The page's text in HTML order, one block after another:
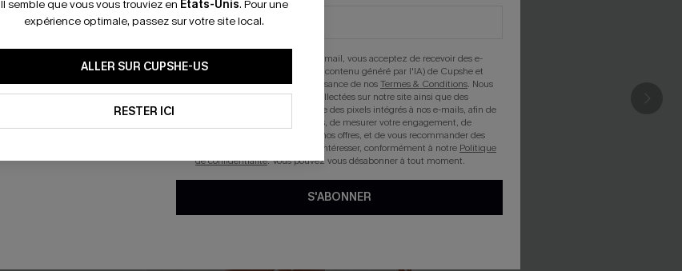
Il semble que vous vous trouviez en États-Unis. Pour une
expérience optimale, passez sur votre site local.
ALLER SUR CUPSHE-US
RESTER ICI
En soumettant votre adresse e-mail, vous acceptez de recevoir des e-
mails marketing (y compris du contenu généré par l'IA) de Cupshe et
reconnaissez avoir pris connaissance de nosTermes & Conditions. Nous
pouvons utiliser les données collectées sur notre site ainsi que des
technologies de suivi, telles que des pixels intégrés à nos e-mails, afin de
savoir si ceux-ci ont été ouverts, de mesurer votre engagement, de
personnaliser nos contenus et nos offres, et de vous recommander des
produits susceptibles de vous intéresser, conformément à notre Politique
de confidentialité. Vous pouvez vous désabonner à tout moment.
S'ABONNER